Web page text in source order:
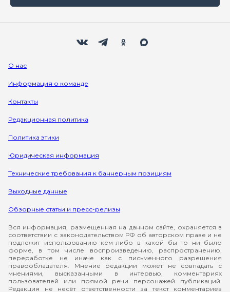
О нас
Информация о команде
Контакты
Редакционная политика
Политика этики
Юридическая информация
Технические требования к баннерным позициям
Выходные данные
Обзорные статьи и пресс-релизы
Вся информация, размещенная на данном сайте, охраняется в
соответствии с законодательством РФ об авторском праве и не
подлежит использованию кем-либо в какой бы то ни было
форме, в том числе воспроизведению, распространению,
переработке не иначе как с письменного разрешения
правообладателя. Мнение редакции может не совпадать с
мнениями, высказанными в интервью, комментариях
пользователей или прямой речи персонажей публикаций.
Редакция не несёт ответственности за текст комментариев